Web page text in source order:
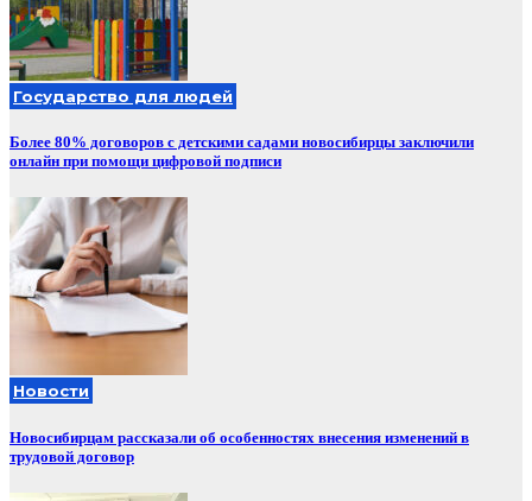
Государство для людей
Более 80% договоров с детскими садами новосибирцы заключили
онлайн при помощи цифровой подписи
Новости
Новосибирцам рассказали об особенностях внесения изменений в
трудовой договор